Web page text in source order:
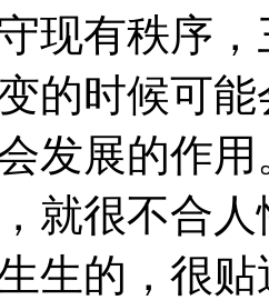
现有秩序
的时候可
发展的作
就很不合
生的，很